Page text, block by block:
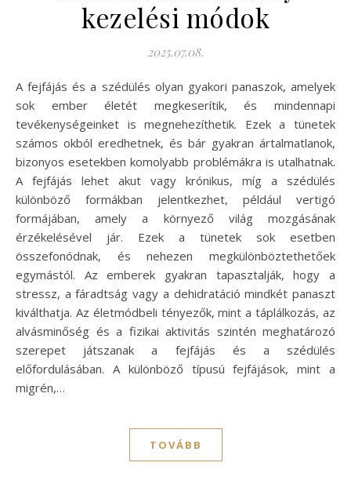
kezelési módok
2025.07.08.
A fejfájás és a szédülés olyan gyakori panaszok, amelyek
sok ember életét megkeserítik, és mindennapi
tevékenységeinket is megnehezíthetik. Ezek a tünetek
számos okból eredhetnek, és bár gyakran ártalmatlanok,
bizonyos esetekben komolyabb problémákra is utalhatnak.
A fejfájás lehet akut vagy krónikus, míg a szédülés
különböző formákban jelentkezhet, például vertigó
formájában, amely a környező világ mozgásának
érzékelésével jár. Ezek a tünetek sok esetben
összefonódnak, és nehezen megkülönböztethetőek
egymástól. Az emberek gyakran tapasztalják, hogy a
stressz, a fáradtság vagy a dehidratáció mindkét panaszt
kiválthatja. Az életmódbeli tényezők, mint a táplálkozás, az
alvásminőség és a fizikai aktivitás szintén meghatározó
szerepet játszanak a fejfájás és a szédülés
előfordulásában. A különböző típusú fejfájások, mint a
migrén,…
TOVÁBB